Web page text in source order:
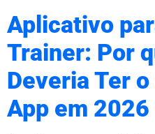
Aplicativo
Trainer: Por
Deveria Ter
App em 2026